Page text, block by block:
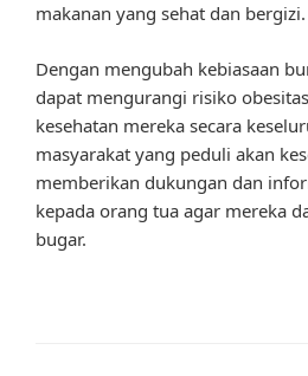
makanan yang sehat dan bergizi.
Dengan mengubah kebiasaan
dapat mengurangi risiko
kesehatan mereka secara
masyarakat yang peduli akan
memberikan dukungan dan
kepada orang tua agar mereka
bugar.